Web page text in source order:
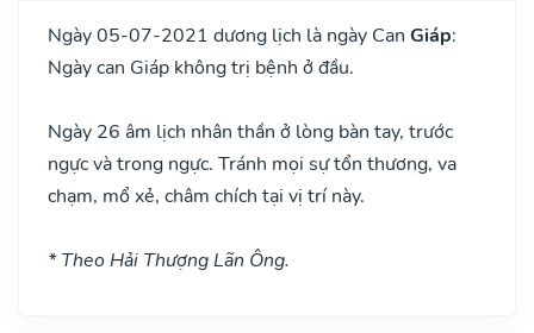
Ngày 05-07-2021 dương lịch là ngày Can Giáp:
Ngày can Giáp không trị bệnh ở đầu.
Ngày 26 âm lịch nhân thần ở lòng bàn tay, trước
ngực và trong ngực. Tránh mọi sự tổn thương, va
chạm, mổ xẻ, châm chích tại vị trí này.
* Theo Hải Thượng Lãn Ông.